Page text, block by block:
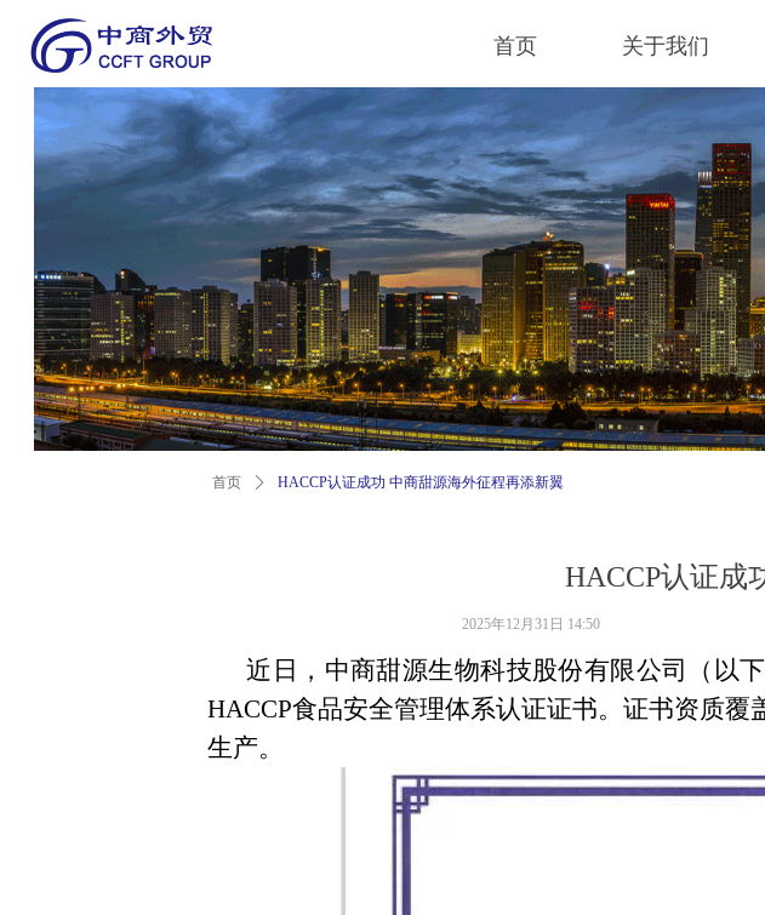
首页 关于我们
HACCP认证成
首页 ꄲ HACCP认证成功 中商甜源海外征程再添新翼
近日，中商甜源生物科技股份有限公司（以下
HACCP食品安全管理体系认证证书。 证书资质覆
生产。
2025年12月31日 14:50